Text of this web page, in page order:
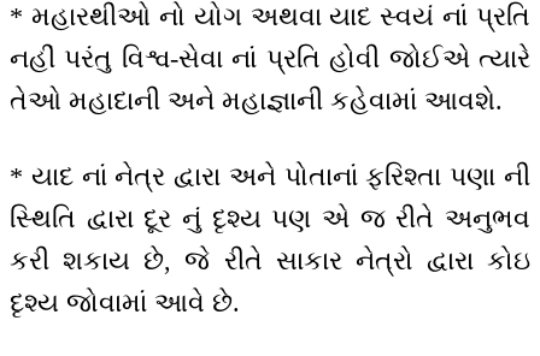
* મહારથીઓ નો યોગ અથવા યાદ સ્વયં નાં પ્રતિ
નહીં પરંતુ વિશ્વ-સેવા નાં પ્રતિ હોવી જોઈએ ત્યારે
તેઓ મહાદાની અને મહાજ્ઞાની કહેવામાં આવશે.
* યાદ નાં નેત્ર દ્વારા અને પોતાનાં ફરિશ્તા પણા ની
સ્થિતિ દ્વારા દૂર નું દૃશ્ય પણ એ જ રીતે અનુભવ
કરી શકાય છે, જે રીતે સાકાર નેત્રો દ્વારા કોઇ
દૃશ્ય જોવામાં આવે છે.